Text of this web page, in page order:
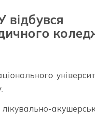
відбувся